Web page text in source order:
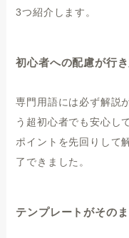
3つ紹介します。
初心者への配慮が行
専門用語には必ず解説
う超初心者でも安心し
ポイントを先回りして
了できました。
テンプレートがその